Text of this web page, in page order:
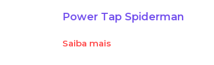
Power Tap Spiderman
Saiba mais